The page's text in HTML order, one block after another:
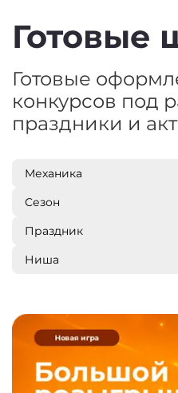
Готовые
Готовые
конкурсов под
праздники и